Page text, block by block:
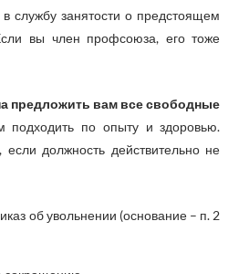
службу занятости о предстоящем
вы член профсоюза, его тоже
предложить вам все свободные
по опыту и здоровью.
должность действительно не
об увольнении (основание – п. 2